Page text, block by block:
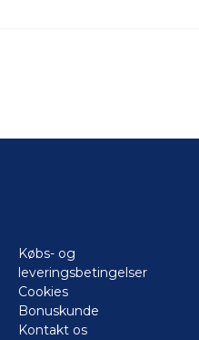
Købs- og
leveringsbetingelser
Cookies
Bonuskunde
Kontakt os